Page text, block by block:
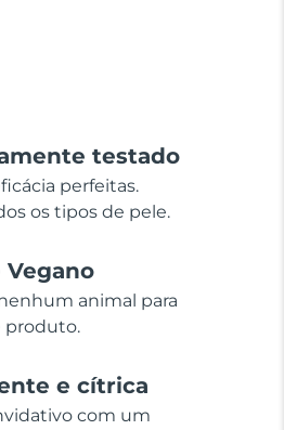
testado
perfeitas.
os tipos de pele.
animal para
produto.
e cítrica
com um